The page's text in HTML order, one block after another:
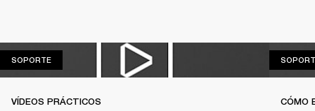
SOPORTESOPORTE
VÍDEOS PRÁCTICOS CÓMO